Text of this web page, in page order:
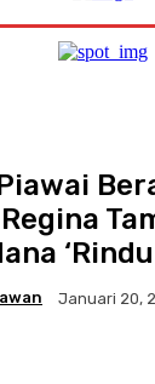
‘Rindu
Januari 20,